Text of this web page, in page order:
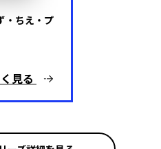
・ちえ・プ
見る